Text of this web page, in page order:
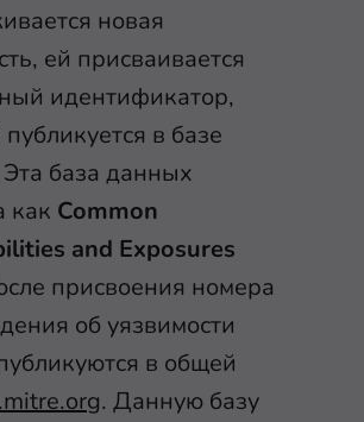
новая
ей присваивается
идентификатор,
в базе
база данных
как Common
and Exposures
присвоения номера
об уязвимости
в общей
. Данную базу